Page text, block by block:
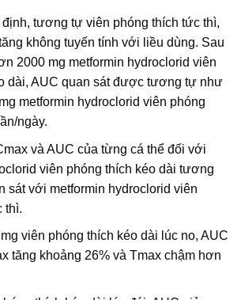
tương tự viên phóng thích tức thì,
không tuyến tính với liều dùng. Sau
2000 mg metformin hydroclorid viên
dài, AUC quan sát được tương tự như
metformin hydroclorid viên phóng
ngày.
và AUC của từng cá thể đối với
viên phóng thích kéo dài tương
sát với metformin hydroclorid viên
thì.
viên phóng thích kéo dài lúc no, AUC
tăng khoảng 26% và Tmax chậm hơn